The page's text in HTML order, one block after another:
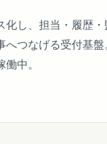
化し、担当・履歴・
へつなげる受付基
中。